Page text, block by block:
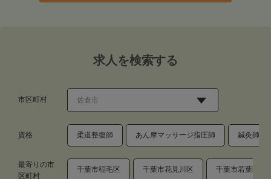
求人を検索する
市区町村
資格 柔道整復師 あん摩マッサージ指圧師 鍼灸師
最寄りの市
区町村
千葉市稲毛区 千葉市花見川区 千葉市若葉区